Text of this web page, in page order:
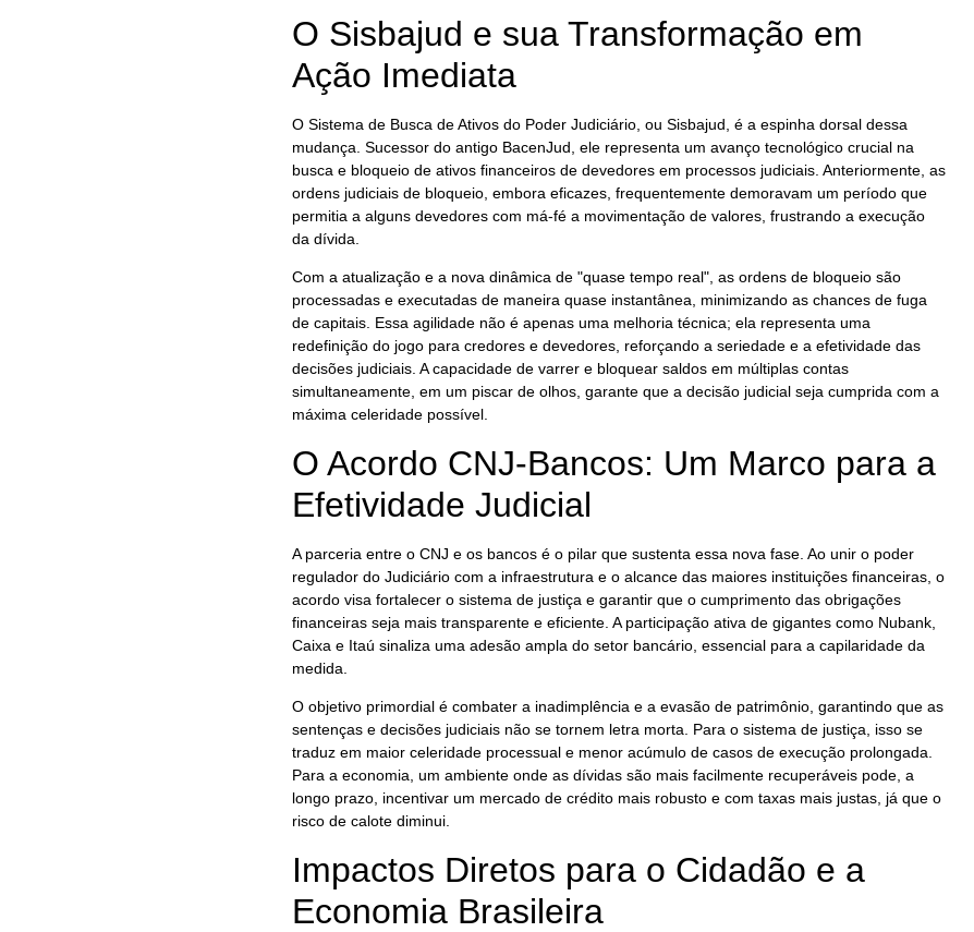
O Sisbajud e sua Transformação em
Ação Imediata
O Sistema de Busca de Ativos do Poder Judiciário, ou Sisbajud, é a espinha dorsal dessa
mudança. Sucessor do antigo BacenJud, ele representa um avanço tecnológico crucial na
busca e bloqueio de ativos financeiros de devedores em processos judiciais. Anteriormente, as
ordens judiciais de bloqueio, embora eficazes, frequentemente demoravam um período que
permitia a alguns devedores com má-fé a movimentação de valores, frustrando a execução
da dívida.
Com a atualização e a nova dinâmica de "quase tempo real", as ordens de bloqueio são
processadas e executadas de maneira quase instantânea, minimizando as chances de fuga
de capitais. Essa agilidade não é apenas uma melhoria técnica; ela representa uma
redefinição do jogo para credores e devedores, reforçando a seriedade e a efetividade das
decisões judiciais. A capacidade de varrer e bloquear saldos em múltiplas contas
simultaneamente, em um piscar de olhos, garante que a decisão judicial seja cumprida com a
máxima celeridade possível.
O Acordo CNJ-Bancos: Um Marco para a
Efetividade Judicial
A parceria entre o CNJ e os bancos é o pilar que sustenta essa nova fase. Ao unir o poder
regulador do Judiciário com a infraestrutura e o alcance das maiores instituições financeiras, o
acordo visa fortalecer o sistema de justiça e garantir que o cumprimento das obrigações
financeiras seja mais transparente e eficiente. A participação ativa de gigantes como Nubank,
Caixa e Itaú sinaliza uma adesão ampla do setor bancário, essencial para a capilaridade da
medida.
O objetivo primordial é combater a inadimplência e a evasão de patrimônio, garantindo que as
sentenças e decisões judiciais não se tornem letra morta. Para o sistema de justiça, isso se
traduz em maior celeridade processual e menor acúmulo de casos de execução prolongada.
Para a economia, um ambiente onde as dívidas são mais facilmente recuperáveis pode, a
longo prazo, incentivar um mercado de crédito mais robusto e com taxas mais justas, já que o
risco de calote diminui.
Impactos Diretos para o Cidadão e a
Economia Brasileira